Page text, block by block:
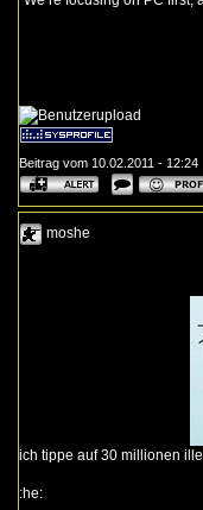
Beitrag vom 10.02.2011 - 12:24
moshe
ich tippe auf 30 millionen
:he: